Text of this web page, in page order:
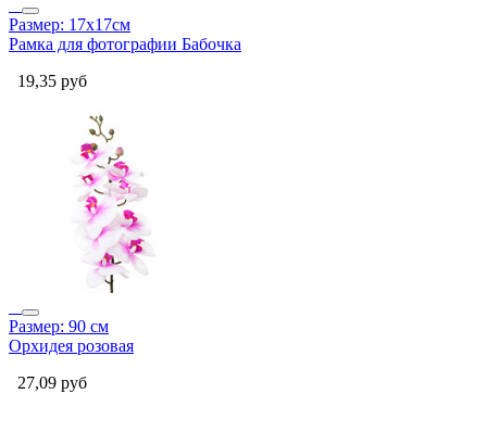
Размер: 17x17см
Рамка для фотографии Бабочка
19,35 руб
Размер: 90 см
Орхидея розовая
27,09 руб